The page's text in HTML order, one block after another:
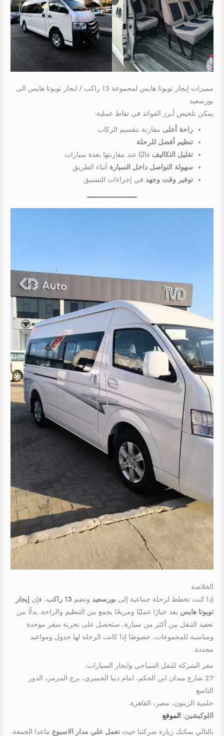
مميزات إيجار تويوتا هايس لمجموعة 13 راكب / ايجار تويوتا هايس الى
بورسعيد
يمكن تلخيص أبرز الفوائد في نقاط عملية:
راحة أعلى مقارنة بتقسيم الركاب
تنظيم أفضل للرحلة
تقليل التكاليف غالبًا عند مقارنتها بعدة سيارات
سهولة التواصل داخل السيارة أثناء الطريق
توفير وقت وجهد في إجراءات التنسيق
الخلاصة
إذا كنت تخطط لرحلة جماعية إلىبورسعيد وتضم13 راكب ، فإن إيجار
تويوتا هايس يعد خيارًا عمليًا ومريحًا يجمع بين التنظيم والراحة. بدلًا من
تعقيد التنقل بين أكثر من سيارة، ستحصل على تجربة سفر موحدة
ومناسبة للمجموعات، خصوصًا إذا كانت الرحلة لها جدول ومواعيد
محددة.
مقر الشركة للنقل السياحي وايجار السيارات:
27 شارع ميدان ابن الحكم، امام دنيا الجمبري، برج المرمر، الدور
التاسع
حلمية الزيتون، مصر، القاهرة.
اللوكيشين: الموقع
بالتالي يمكنك زيارة شركتنا حيثنعمل علي مدار الاسبوع ماعدا الجمعة.